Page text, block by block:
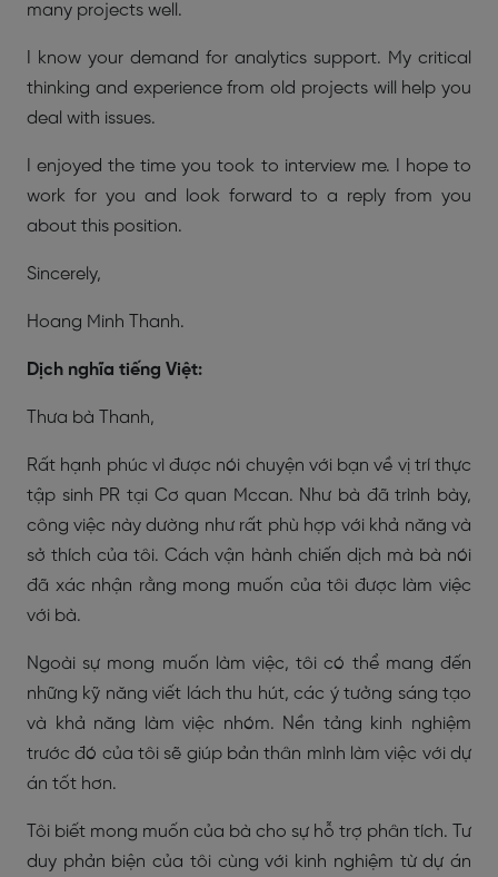
many projects well.
I know your demand for analytics support. My critical
thinking and experience from old projects will help you
deal with issues.
I enjoyed the time you took to interview me. I hope to
work for you and look forward to a reply from you
about this position.
Sincerely,
Hoang Minh Thanh.
Dịch nghĩa tiếng Việt:
Thưa bà Thanh,
Rất hạnh phúc vì được nói chuyện với bạn về vị trí thực
tập sinh PR tại Cơ quan Mccan. Như bà đã trình bày,
công việc này dường như rất phù hợp với khả năng và
sở thích của tôi. Cách vận hành chiến dịch mà bà nói
đã xác nhận rằng mong muốn của tôi được làm việc
với bà.
Ngoài sự mong muốn làm việc, tôi có thể mang đến
những kỹ năng viết lách thu hút, các ý tưởng sáng tạo
và khả năng làm việc nhóm. Nền tảng kinh nghiệm
trước đó của tôi sẽ giúp bản thân mình làm việc với dự
án tốt hơn.
Tôi biết mong muốn của bà cho sự hỗ trợ phân tích. Tư
duy phản biện của tôi cùng với kinh nghiệm từ dự án